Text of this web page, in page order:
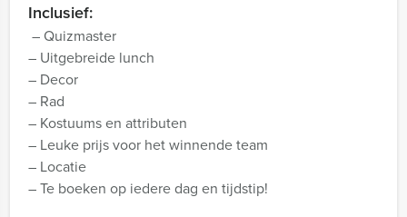
Inclusief:
– Quizmaster
– Uitgebreide lunch
– Decor
– Rad
– Kostuums en attributen
– Leuke prijs voor het winnende team
– Locatie
– Te boeken op iedere dag en tijdstip!